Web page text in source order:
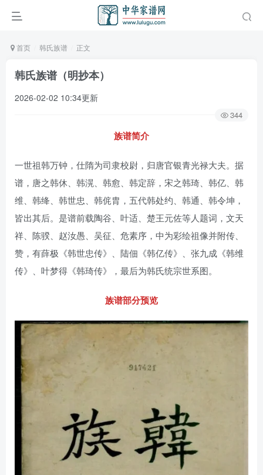
首页 韩氏族谱 正文
韩氏族谱（明抄本）
2026-02-02 10:34更新
344
族谱简介
一世祖韩万钟，仕隋为司隶校尉，归唐官银青光禄大夫。据
谱，唐之韩休、韩滉、韩愈、韩定辞，宋之韩琦、韩亿、韩
维、韩绛、韩世忠、韩侂胄，五代韩处约、韩通、韩令坤，
皆出其后。是谱前载陶谷、叶适、楚王元佐等人题词，文天
祥、陈骙、赵汝愚、吴征、危素序，中为彩绘祖像并附传、
赞，有薛极《韩世忠传》、陆佃《韩亿传》、张九成《韩维
传》、叶梦得《韩琦传》，最后为韩氏统宗世系图。
族谱部分预览